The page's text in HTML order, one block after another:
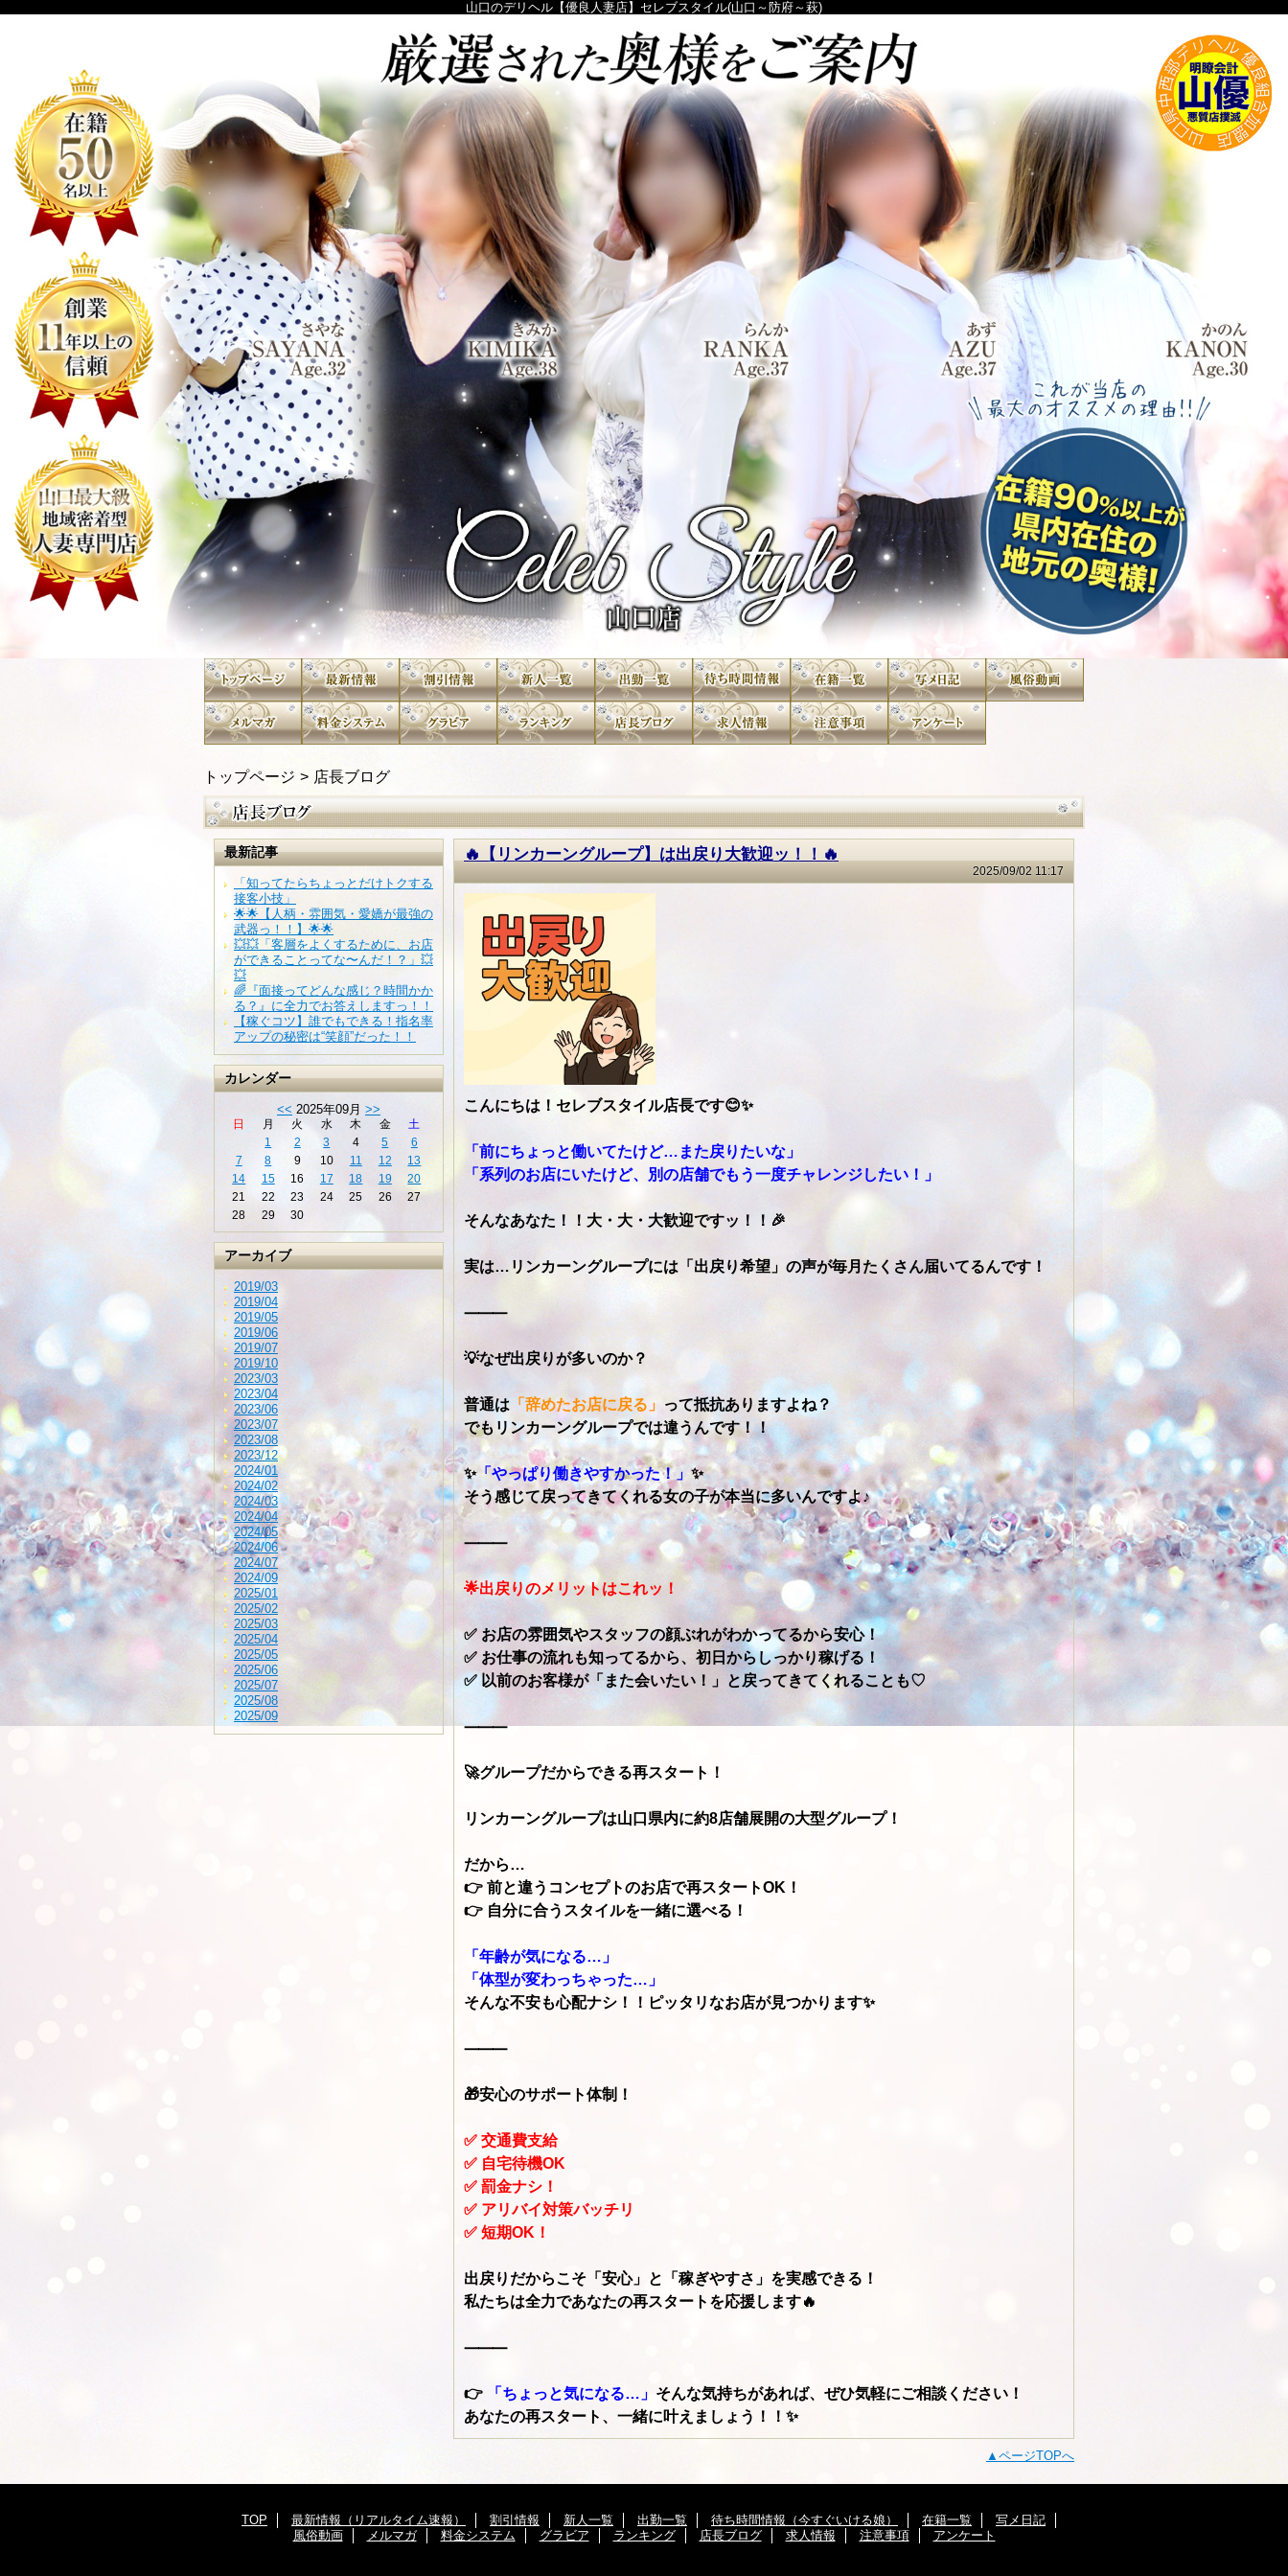
山口のデリヘル【優良人妻店】セレブスタイル(山口～防府～萩)
トップページ 店長ブログ
最新記事
「知ってたらちょっとだけトクする
接客小技」
🌟🌟【人柄・雰囲気・愛嬌が最強の
武器っ！！】🌟🌟
💥💥「客層をよくするために、お店
ができることってな〜んだ！？」💥
💥
🌈『面接ってどんな感じ？時間かか
る？』に全力でお答えしますっ！！
【稼ぐコツ】誰でもできる！指名率
アップの秘密は“笑顔”だった！！
カレンダー
<< 2025年09月 >>
日 月 火 水 木 金
土
1
2 3 4 5
6
7
8 9 10 11 12
13
14
15 16 17 18 19
20
21
22 23 24 25 26
27
28
29 30
アーカイブ
2019/03
2019/04
2019/05
2019/06
2019/07
2019/10
2023/03
2023/04
2023/06
2023/07
2023/08
2023/12
2024/01
2024/02
2024/03
2024/04
2024/05
2024/06
2024/07
2024/09
2025/01
2025/02
2025/03
2025/04
2025/05
2025/06
2025/07
2025/08
2025/09
🔥【リンカーングループ】は出戻り大歓迎ッ！！🔥
2025/09/02 11:17
こんにちは！セレブスタイル店長です😊✨
「前にちょっと働いてたけど…また戻りたいな」
「系列のお店にいたけど、別の店舗でもう一度チャレンジしたい！」
そんなあなた！！大・大・大歓迎ですッ！！🎉
実は…リンカーングループには「出戻り希望」の声が毎月たくさん届いてるんです！
⸻
💡なぜ出戻りが多いのか？
普通は 「辞めたお店に戻る」 って抵抗ありますよね？
でもリンカーングループでは違うんです！！
✨「やっぱり働きやすかった！」✨
そう感じて戻ってきてくれる女の子が本当に多いんですよ♪
⸻
🌟出戻りのメリットはこれッ！
✅ お店の雰囲気やスタッフの顔ぶれがわかってるから安心！
✅ お仕事の流れも知ってるから、初日からしっかり稼げる！
✅ 以前のお客様が「また会いたい！」と戻ってきてくれることも♡
⸻
🚀グループだからできる再スタート！
リンカーングループは山口県内に約8店舗展開の大型グループ！
だから…
👉 前と違うコンセプトのお店で再スタートOK！
👉 自分に合うスタイルを一緒に選べる！
「年齢が気になる…」
「体型が変わっちゃった…」
そんな不安も心配ナシ！！ピッタリなお店が見つかります✨
⸻
🎁安心のサポート体制！
✅ 交通費支給
✅ 自宅待機OK
✅ 罰金ナシ！
✅ アリバイ対策バッチリ
✅ 短期OK！
出戻りだからこそ「安心」と「稼ぎやすさ」を実感できる！
私たちは全力であなたの再スタートを応援します🔥
⸻
👉 「ちょっと気になる…」 そんな気持ちがあれば、ぜひ気軽にご相談ください！
あなたの再スタート、一緒に叶えましょう！！✨
ページTOPへ
TOP 最新情報（リアルタイム速報） 割引情報 新人一覧 出勤一覧 待ち時間情報（今すぐいける娘） 在籍一覧
写メ日記
風俗動画
メルマガ 料金システム グラビア ランキング 店長ブログ 求人情報 注意事項 アンケート